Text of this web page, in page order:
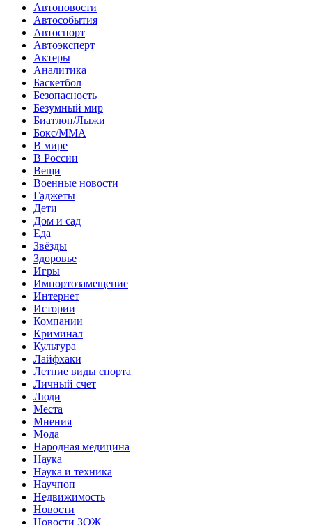
Автоновости
Автособытия
Автоспорт
Автоэксперт
Актеры
Аналитика
Баскетбол
Безопасность
Безумный мир
Биатлон/Лыжи
Бокс/MMA
В мире
В России
Вещи
Военные новости
Гаджеты
Дети
Дом и сад
Еда
Звёзды
Здоровье
Игры
Импортозамещение
Интернет
Истории
Компании
Криминал
Культура
Лайфхаки
Летние виды спорта
Личный счет
Люди
Места
Мнения
Мода
Народная медицина
Наука
Наука и техника
Научпоп
Недвижимость
Новости
Новости ЗОЖ